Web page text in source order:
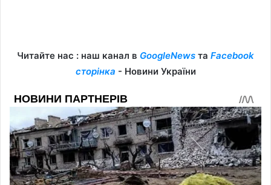
Читайте нас : наш канал в GoogleNews та Facebook
сторінка - Новини України